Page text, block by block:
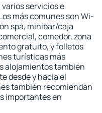
servicios e
más comunes son Wi-
spa, minibar/caja
comedor, zona
gratuito, y folletos
turísticas más
alojamientos también
desde y hacia el
también recomiendan
importantes en